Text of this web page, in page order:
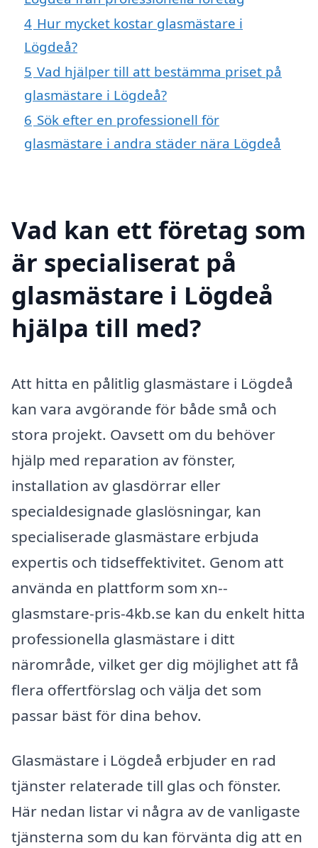
4 Hur mycket kostar glasmästare i
Lögdeå?
5 Vad hjälper till att bestämma priset på
glasmästare i Lögdeå?
6 Sök efter en professionell för
glasmästare i andra städer nära Lögdeå
Vad kan ett företag som
är specialiserat på
glasmästare i Lögdeå
hjälpa till med?
Att hitta en pålitlig glasmästare i Lögdeå
kan vara avgörande för både små och
stora projekt. Oavsett om du behöver
hjälp med reparation av fönster,
installation av glasdörrar eller
specialdesignade glaslösningar, kan
specialiserade glasmästare erbjuda
expertis och tidseffektivitet. Genom att
använda en plattform som xn--
glasmstare-pris-4kb.se kan du enkelt hitta
professionella glasmästare i ditt
närområde, vilket ger dig möjlighet att få
flera offertförslag och välja det som
passar bäst för dina behov.
Glasmästare i Lögdeå erbjuder en rad
tjänster relaterade till glas och fönster.
Här nedan listar vi några av de vanligaste
tjänsterna som du kan förvänta dig att en